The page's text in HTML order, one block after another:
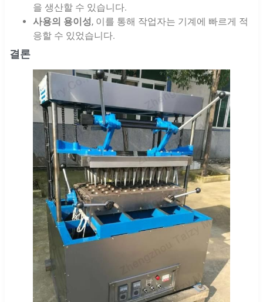
을 생산할 수 있습니다.
사용의 용이성, 이를 통해 작업자는 기계에 빠르게 적
응할 수 있었습니다.
결론